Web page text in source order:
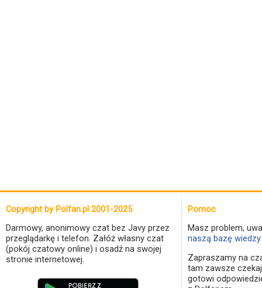
Copyright by Polfan.pl 2001-2025
Darmowy, anonimowy czat bez Javy przez
przeglądarkę i telefon. Załóż własny czat
(pokój czatowy online) i osadź na swojej
stronie internetowej.
Pomoc
Masz problem,
naszą bazę
Zapraszamy na
tam zawsze
gotowi